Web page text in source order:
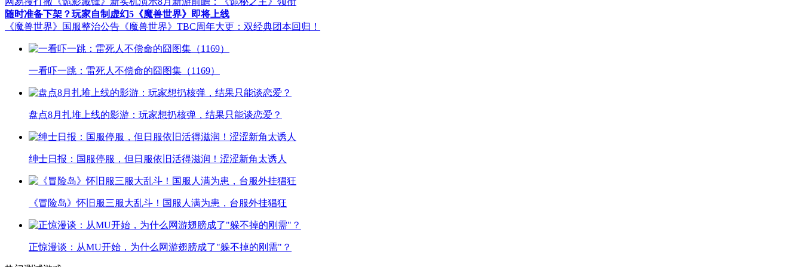
随时准备下架？玩家自制虚幻5《魔兽世界》即将上线
《魔兽世界》国服整治公告 《魔兽世界》TBC周年大更：双经典团本回归！
一看吓一跳：雷死人不偿命的囧图集（1169）
盘点8月扎堆上线的影游：玩家想扔核弹，结果只能谈恋爱？
绅士日报：国服停服，但日服依旧活得滋润！涩涩新角太诱人
《冒险岛》怀旧服三服大乱斗！国服人满为患，台服外挂猖狂
正惊漫谈：从MU开始，为什么网游翅膀成了"躲不掉的刚需"？